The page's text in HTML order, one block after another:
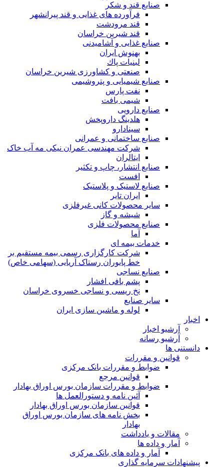
صنایع قند و شکر
فرآورده های غذایی و قند پیرانشهر
قند مرودشت
قند شیرین خراسان
صنایع غذايی و آشاميدنی
بهنوش ایران
لبنيات پاك
صنعتی و کشاورزی شیرین خراسان
صنایع شیمیایی و پتروشیمی
نفت پارس
شیمی بافت
صنایع دارویی
هلدینگ داروپخش
سینادارو
صنایع ساختمانی و عمرانی
شرکت مهندسی عمران نیکی مه آب خاک
ایتالران
صنایع انتشار، چاپ و تکثير
افست
صنایع لاستیک و پلاستیک
ایران تایر
ساير محصولات كانی غيرفلزی
شیشه و گاز
صنایع محصولات فلزی
آما
خدمات بیمه ای
شرکت کارگزاری رسمی بیمه مستقیم بر
خط پایوران رستاک آریایی (سهامی خاص)
صنایع نساجی
پشم بافی افشار
نخ ریسی و نساجی خسروی خراسان
سایر صنایع
لوله و ماشین سازی ایران
اخبار
آرشیو اخبار
آرشیو رسانه
دانستنی ها
قوانین و مقررات
ضوابط و مقررات بانک مرکزی
قوانين مرجع
ضوابط و مقررات سازمان بورس اوراق بهادار
آئین نامه و دستورالعمل ها
قوانین سازمان بورس اوراق بهادار
بخش نامه های سازمان بورس اوراق
بهادار
مقالات و یادداشت
آمار و داده ها
آمار و داده های بانک مرکزی
پیشنهادات سرمایه گذاری